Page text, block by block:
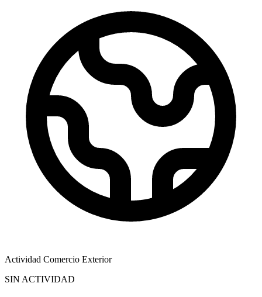
Actividad Comercio Exterior
SIN ACTIVIDAD